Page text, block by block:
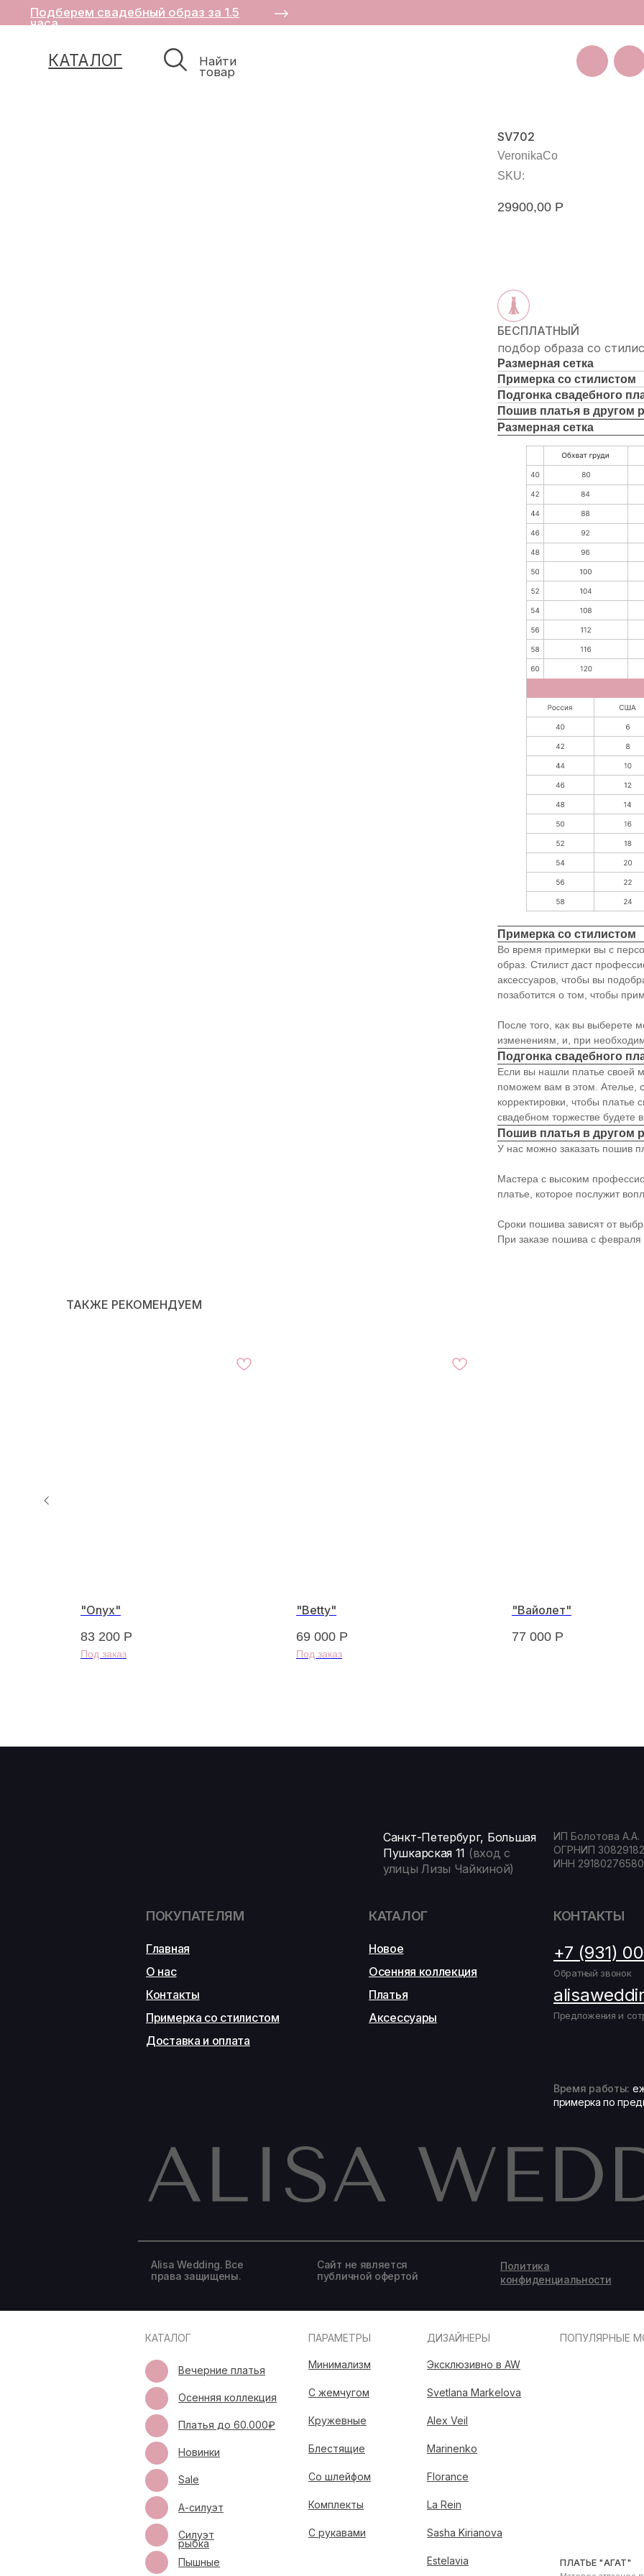
товар
Большая Пушкарская 11
Подберем свадебный образ за 1.5
часа
SV702
VeronikaCo
SKU:
29900,00 Р
БЕСПЛАТНЫЙ
подбор образа со
Размерная сетка
Примерка со стилистом
Подгонка свадебного
Пошив платья в другом
Размерная сетка
Примерка со стилистом
Во время примерки вы с
образ. Стилист даст
аксессуаров, чтобы вы
позаботится о том, чтобы
После того, как вы выберете
изменениям, и, при
Подгонка свадебного
Если вы нашли платье своей
поможем вам в этом. Ателье,
корректировки, чтобы
свадебном торжестве будете
Пошив платья в другом
У нас можно заказать пошив
Мастера с высоким
платье, которое послужит
Сроки пошива зависят от
При заказе пошива с февраля
ТАКЖЕ РЕКОМЕНДУЕМ
"Onyx"
83 200 Р
"Betty"
69 000 Р
"Вайолет"
77 000 Р
Alisa Wedding. Все
права защищены.
Сайт не является
публичной офертой
Политика
конфиденциальности
Новое
КОНТАКТЫ
Осенняя коллекция
+7 (931)
Платья
Предложения и
Аксессуары
Обратный звонок
Время работы:
примерка по
КАТАЛОГ
ИП Болотова А.А.
ОГРНИП
ИНН
Главная
О нас
Контакты
Примерка со стилистом
Доставка и оплата
ПОКУПАТЕЛЯМ
Санкт-Петербург, Большая
Пушкарская 11 (вход с
улицы Лизы Чайкиной)
КАТАЛОГ
ПЛАТЬЕ "АГАТ"
ПОПУЛЯРНЫЕ
Минимализм
С жемчугом
Кружевные
Блестящие
Со шлейфом
Комплекты
С рукавами
ПАРАМЕТРЫ ДИЗАЙНЕРЫ
Эксклюзивно в AW
Svetlana Markelova
Alex Veil
Marinenko
Florance
La Rein
Sasha Kirianova
Estelavia
Осенняя коллекция
Вечерние платья
Силуэт
рыбка
Новинки
Платья до 60.000₽
А-силуэт
Пышные
Sale